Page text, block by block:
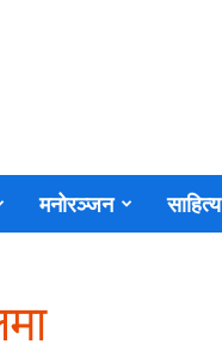
मनोरञ्जन साहित्य